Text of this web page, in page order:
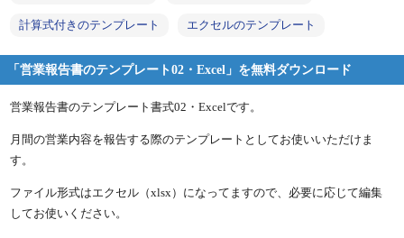
計算式付きのテンプレート エクセルのテンプレート
「営業報告書のテンプレート02・Excel」を無料ダウンロード
営業報告書のテンプレート書式02・Excelです。
月間の営業内容を報告する際のテンプレートとしてお使いいただけま
す。
ファイル形式はエクセル（xlsx）になってますので、必要に応じて編集
してお使いください。